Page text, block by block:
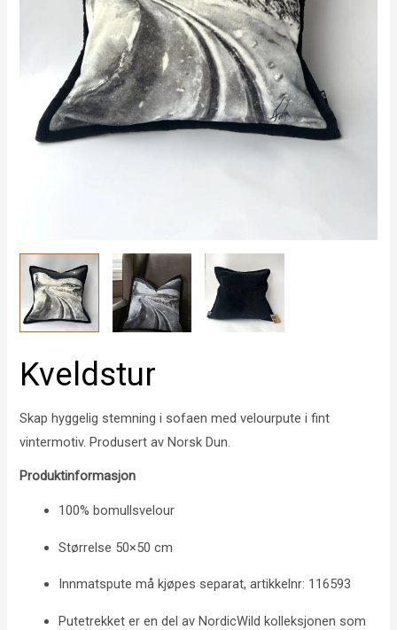
Kveldstur
Skap hyggelig stemning i sofaen med velourpute i fint
vintermotiv. Produsert av Norsk Dun.
Produktinformasjon
100% bomullsvelour
Størrelse 50×50 cm
Innmatspute må kjøpes separat, artikkelnr: 116593
Putetrekket er en del av NordicWild kolleksjonen som